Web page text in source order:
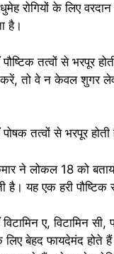
रोगियों के लिए
है।
पौष्टिक तत्वों से भरपूर
तो वे न केवल शुगर
पोषक तत्वों से भरपूर होती
ने लोकल 18 को
है। यह एक हरी
विटामिन ए, विटामिन
लिए बेहद फायदेमंद होते